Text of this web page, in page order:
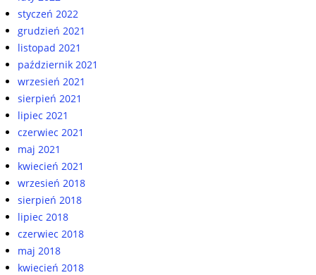
styczeń 2022
grudzień 2021
listopad 2021
październik 2021
wrzesień 2021
sierpień 2021
lipiec 2021
czerwiec 2021
maj 2021
kwiecień 2021
wrzesień 2018
sierpień 2018
lipiec 2018
czerwiec 2018
maj 2018
kwiecień 2018